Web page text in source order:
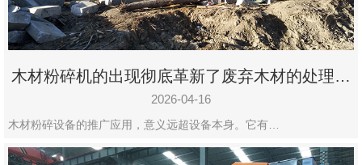
木材粉碎机的出现彻底革新了废弃木材的处理模
式
2026-04-16
木材粉碎设备的推广应用，意义远超设备本身。它有…